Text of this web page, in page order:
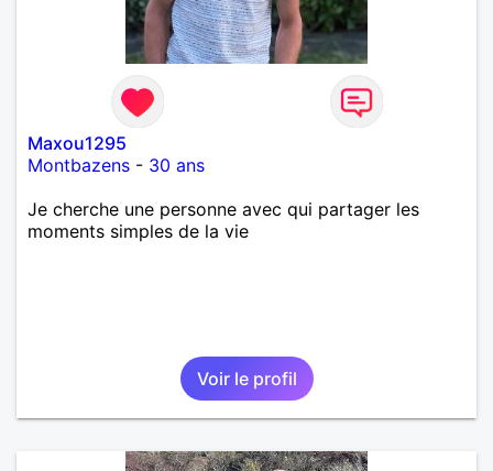
Maxou1295
Montbazens - 30 ans
Je cherche une personne avec qui partager les
moments simples de la vie
Voir le profil